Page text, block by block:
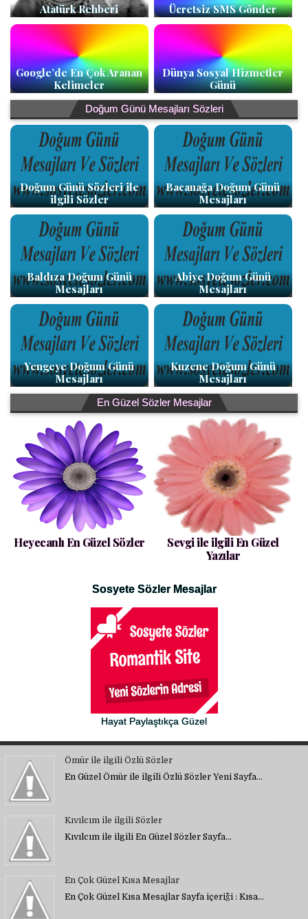
Atatürk Rehberi Ücretsiz SMS Gönder
Google’de En Çok Aranan
Kelimeler
Dünya Sosyal Hizmetler
Günü
Doğum Günü Mesajları Sözleri
Doğum Günü Sözleri ile
ilgili Sözler
Bacanağa Doğum Günü
Mesajları
Baldıza Doğum Günü
Mesajları
Abiye Doğum Günü
Mesajları
Yengeye Doğum Günü
Mesajları
Kuzene Doğum Günü
Mesajları
En Güzel Sözler Mesajlar
Heyecanlı En Güzel Sözler
Sevgi ile ilgili En Güzel
Yazılar
Sosyete Sözler Mesajlar
Hayat Paylaştıkça Güzel
Ömür ile ilgili Özlü Sözler
En Güzel Ömür ile ilgili Özlü Sözler Yeni Sayfa…
Kıvılcım ile ilgili Sözler
Kıvılcım ile ilgili En Güzel Sözler Sayfa…
En Çok Güzel Kısa Mesajlar
En Çok Güzel Kısa Mesajlar Sayfa içeriği : Kısa…